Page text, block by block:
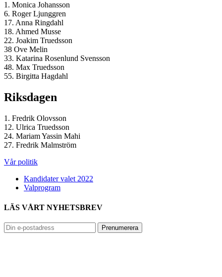
1. Monica Johansson
6. Roger Ljunggren
17. Anna Ringdahl
18. Ahmed Musse
22. Joakim Truedsson
38 Ove Melin
33. Katarina Rosenlund Svensson
48. Max Truedsson
55. Birgitta Hagdahl
Riksdagen
1. Fredrik Olovsson
12. Ulrica Truedsson
24. Mariam Yassin Mahi
27. Fredrik Malmström
Vår politik
Kandidater valet 2022
Valprogram
LÄS VÅRT NYHETSBREV